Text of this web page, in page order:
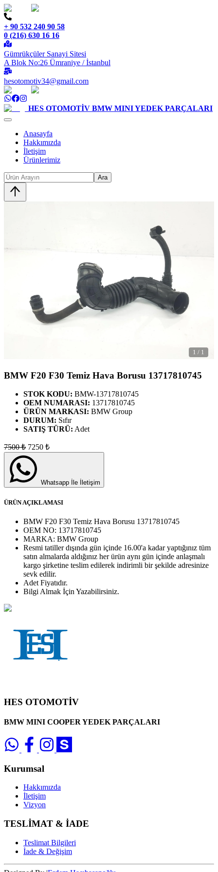
+ 90 532 240 90 58
0 (216) 630 16 16
Gümrükçüler Sanayi Sitesi
A Blok No:26 Ümraniye / İstanbul
hesotomotiv34@gmail.com
HES OTOMOTİV BMW MINI YEDEK PARÇALARI
Anasayfa
Hakkımızda
İletişim
Ürünlerimiz
Ara
1 / 1
BMW F20 F30 Temiz Hava Borusu 13717810745
STOK KODU: BMW-13717810745
OEM NUMARASI: 13717810745
ÜRÜN MARKASI: BMW Group
DURUM: Sıfır
SATIŞ TÜRÜ: Adet
7500₺ 7250 ₺
Whatsapp İle İletişim
ÜRÜN AÇIKLAMASI
BMW F20 F30 Temiz Hava Borusu 13717810745
OEM NO: 13717810745
MARKA: BMW Group
Resmi tatiller dışında gün içinde 16.00'a kadar yaptığınız tüm
satın almalarda aldığınız her ürün aynı gün içinde anlaşmalı
kargo şirketine teslim edilerek indirimli bir şekilde adresinize
sevk edilir.
Adet Fiyatıdır.
Bilgi Almak İçin Yazabilirsiniz.
HES OTOMOTİV
BMW MINI COOPER YEDEK PARÇALARI
Kurumsal
Hakkımızda
İletişim
Vizyon
TESLİMAT & İADE
Teslimat Bilgileri
İade & Değişim